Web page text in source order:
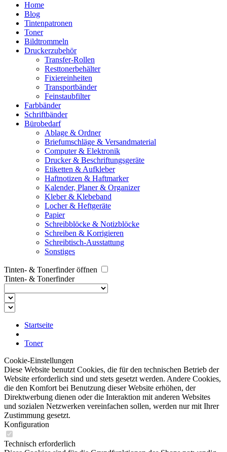
Home
Blog
Tintenpatronen
Toner
Bildtrommeln
Druckerzubehör
Transfer-Rollen
Resttonerbehälter
Fixiereinheiten
Transportbänder
Feinstaubfilter
Farbbänder
Schriftbänder
Bürobedarf
Ablage & Ordner
Briefumschläge & Versandmaterial
Computer & Elektronik
Drucker & Beschriftungsgeräte
Etiketten & Aufkleber
Haftnotizen & Haftmarker
Kalender, Planer & Organizer
Kleber & Klebeband
Locher & Heftgeräte
Papier
Schreibblöcke & Notizblöcke
Schreiben & Korrigieren
Schreibtisch-Ausstattung
Sonstiges
Tinten- & Tonerfinder öffnen
Tinten- & Tonerfinder
Startseite
Toner
Cookie-Einstellungen
Diese Website benutzt Cookies, die für den technischen Betrieb der
Website erforderlich sind und stets gesetzt werden. Andere Cookies,
die den Komfort bei Benutzung dieser Website erhöhen, der
Direktwerbung dienen oder die Interaktion mit anderen Websites
und sozialen Netzwerken vereinfachen sollen, werden nur mit Ihrer
Zustimmung gesetzt.
Konfiguration
Technisch erforderlich